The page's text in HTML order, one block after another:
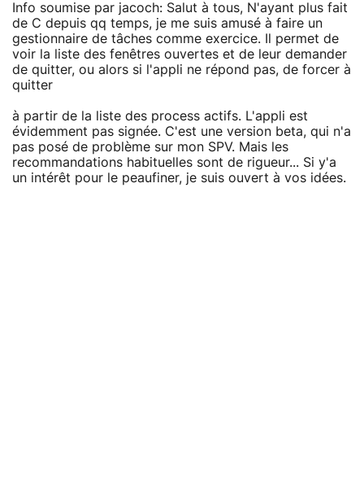
Info soumise par jacoch: Salut à tous, N'ayant plus fait
de C depuis qq temps, je me suis amusé à faire un
gestionnaire de tâches comme exercice. Il permet de
voir la liste des fenêtres ouvertes et de leur demander
de quitter, ou alors si l'appli ne répond pas, de forcer à
quitter
à partir de la liste des process actifs. L'appli est
évidemment pas signée. C'est une version beta, qui n'a
pas posé de problème sur mon SPV. Mais les
recommandations habituelles sont de rigueur... Si y'a
un intérêt pour le peaufiner, je suis ouvert à vos idées.